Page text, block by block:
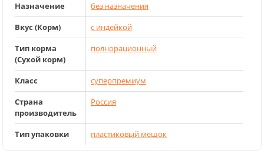
Назначение
без назначения
Вкус (Корм)
с индейкой
Тип корма
(Сухой корм)
полнорационный
Класс
суперпремиум
Страна
производитель
Россия
Тип упаковки пластиковый мешок